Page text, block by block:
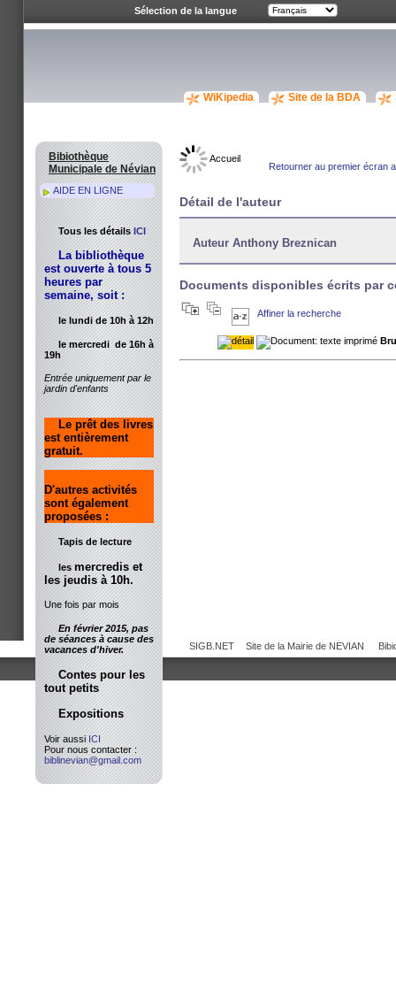
Accueil
WiKipedia Site de la BDA
Retourner au premier écran
Détail de l'auteur
Auteur Anthony Breznican
Documents disponibles écrits par
Affiner la recherche
SIGB.NET Site de la Mairie de NEVIAN
Bibiothèque
Municipale de Névian
AIDE EN LIGNE
Tous les détailsICI
La bibliothèque
est ouverte à tous 5
heures par
semaine, soit :
le lundi de 10h à 12h
le mercredi de 16h à
19h
Entrée uniquement par le
jardin d'enfants
Le prêt des livres
est entièrement
gratuit.
D'autres activités
sont également
proposées :
Tapis de lecture
lesmercredis et
les jeudis à 10h.
Une fois par mois
En février 2015, pas
de séances à cause des
vacances d'hiver.
Contes pour les
tout petits
Expositions
Voir aussiICI
Pour nous contacter :
biblinevian@gmail.com
Sélection de la langue